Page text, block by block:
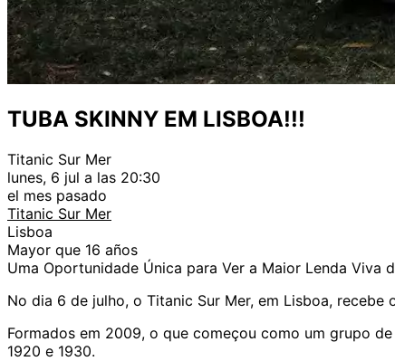
TUBA SKINNY EM LISBOA!!!
Titanic Sur Mer
lunes, 6 jul a las 20:30
el mes pasado
Titanic Sur Mer
Lisboa
Mayor que 16 años
Uma Oportunidade Única para Ver a Maior Lenda Viva
No dia 6 de julho, o Titanic Sur Mer, em Lisboa,
Formados em 2009, o que começou como um grupo
1920 e 1930.